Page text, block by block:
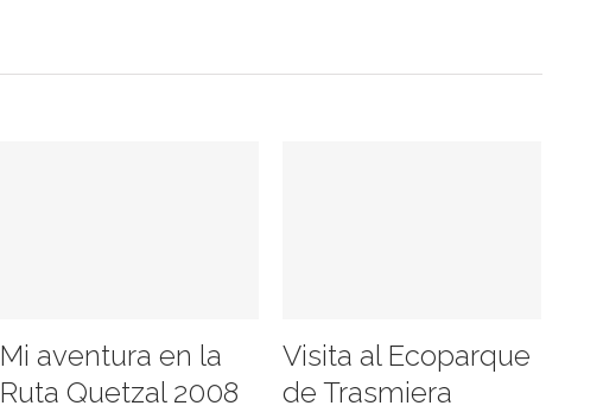
Mi aventura en la
Ruta Quetzal 2008
Visita al Ecoparque
de Trasmiera